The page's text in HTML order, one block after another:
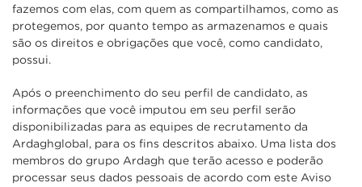
fazemos com elas, com quem as compartilhamos, como as
protegemos, por quanto tempo as armazenamos e quais
são os direitos e obrigações que você, como candidato,
possui.
Após o preenchimento do seu perfil de candidato, as
informações que você imputou em seu perfil serão
disponibilizadas para as equipes de recrutamento da
Ardaghglobal, para os fins descritos abaixo. Uma lista dos
membros do grupo Ardagh que terão acesso e poderão
processar seus dados pessoais de acordo com este Aviso